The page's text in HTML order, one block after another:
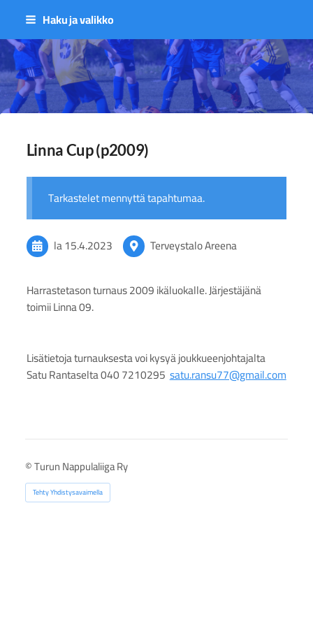
Siirry
sisältöön
Haku ja valikko
Sivuston etusivulle
Linna Cup (p2009)
Tarkastelet mennyttä tapahtumaa.
la 15.4.2023 Terveystalo Areena
Harrastetason turnaus 2009 ikäluokalle. Järjestäjänä
toimii Linna 09.
Lisätietoja turnauksesta voi kysyä joukkueenjohtajalta
Satu Rantaselta 040 7210295satu.ransu77@gmail.com
©Turun Nappulaliiga Ry
Tehty Yhdistysavaimella